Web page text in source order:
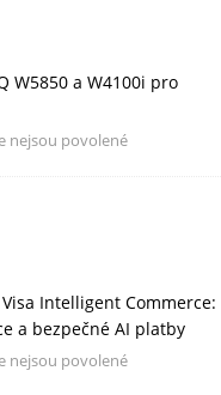
W5850 a W4100i pro
nejsou povolené
Intelligent Commerce:
a bezpečné AI platby
nejsou povolené